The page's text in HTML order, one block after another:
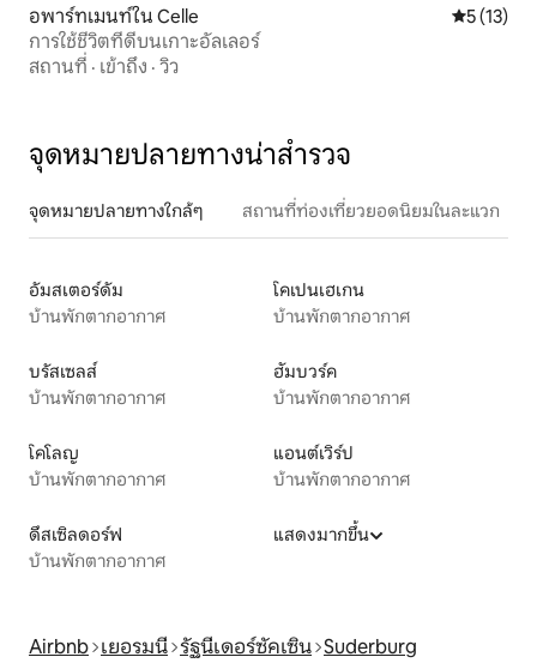
อพาร์ทเมนท์ใน Celle คะแนนเฉลี่
5 (13)
การใช้ชีวิตที่ดีบนเกาะอัลเลอร์
สถานที่ · เข้าถึง · วิว
จุดหมายปลายทางน่าสำรวจ
จุดหมายปลายทางใกล้ๆ สถานที่ท่องเที่ยวยอดนิยมในละแวก
อัมสเตอร์ดัม
บ้านพักตากอากาศ
โคเปนเฮเกน
บ้านพักตากอากาศ
บรัสเซลส์
บ้านพักตากอากาศ
ฮัมบวร์ค
บ้านพักตากอากาศ
โคโลญ
บ้านพักตากอากาศ
แอนต์เวิร์ป
บ้านพักตากอากาศ
ดึสเซิลดอร์ฟ
บ้านพักตากอากาศ
แสดงมากขึ้น
Airbnb เยอรมนี รัฐนีเดอร์ซัคเซิน Suderburg